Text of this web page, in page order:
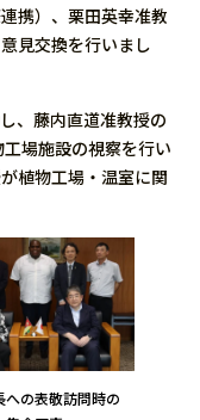
携）、栗田英幸准教
見交換を行いまし
、藤内直道准教授の
場施設の視察を行い
植物工場・温室に関
への表敬訪問時の